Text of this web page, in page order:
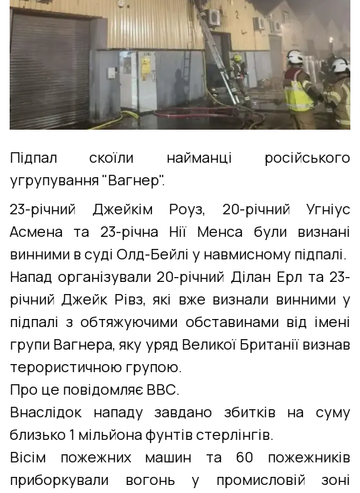
Підпал скоїли найманці російського
угрупування "Вагнер".
23-річний Джейкім Роуз, 20-річний Угніус
Асмена та 23-річна Нії Менса були визнані
винними в суді Олд-Бейлі у навмисному підпалі.
Напад організували 20-річний Ділан Ерл та 23-
річний Джейк Рівз, які вже визнали винними у
підпалі з обтяжуючими обставинами від імені
групи Вагнера, яку уряд Великої Британії визнав
терористичною групою.
Про це повідомляє ВВС.
Внаслідок нападу завдано збитків на суму
близько 1 мільйона фунтів стерлінгів.
Вісім пожежних машин та 60 пожежників
приборкували вогонь у промисловій зоні